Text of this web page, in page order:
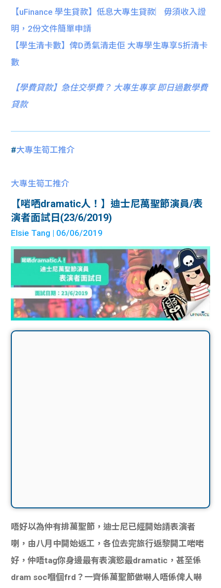
【uFinance 學生貸款】低息大專生貸款︳毋須收入證
明，2份文件簡單申請
【學生清卡數】俾D勇氣清走佢 大專學生專享5折清卡
數
【學費貸款】急住交學費？ 大專生專享 即日過數學費
貸款
#大專生筍工推介
大專生筍工推介
【啱哂dramatic人！】迪士尼萬聖節演員/表
演者面試日(23/6/2019)
Elsie Tang | 06/06/2019
唔好以為仲有排萬聖節，迪士尼已經開始請表演者
喇，由八月中開始返工，各位去完旅行返黎開工啱啱
好，仲唔tag你身邊最有表演慾最dramatic，甚至係
dram soc嗰個frd？一齊係萬聖節做嚇人唔係俾人嚇